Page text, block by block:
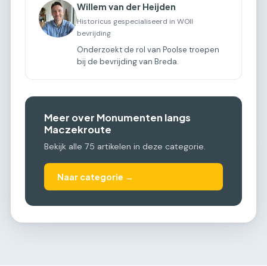
Willem van der Heijden
Historicus gespecialiseerd in WOII
bevrijding
Onderzoekt de rol van Poolse troepen
bij de bevrijding van Breda.
Meer over Monumenten langs
Maczekroute
Bekijk alle 75 artikelen in deze categorie.
Naar categorie →